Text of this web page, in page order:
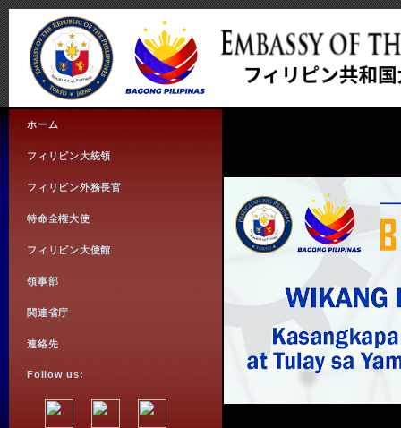
ホーム
フィリピン大統領
フィリピン外務長官
特命全権大使
フィリピン大使館
領事部
関連省庁
連絡先
Follow us: